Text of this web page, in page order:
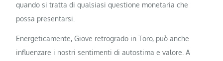
quando si tratta di qualsiasi questione monetaria che
possa presentarsi.
Energeticamente, Giove retrogrado in Toro, può anche
influenzare i nostri sentimenti di autostima e valore. A